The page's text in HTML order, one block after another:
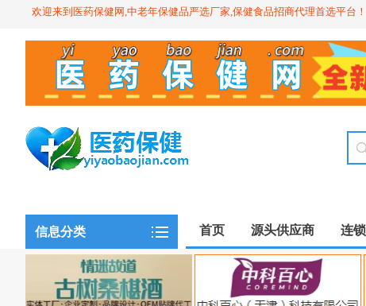
欢迎来到医药保健网,中老年保健品严选厂家,保健食品招商代理首选平台！
信息分类 首页 源头供应商 连